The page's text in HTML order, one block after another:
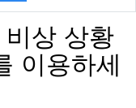
상 상황
이용하세